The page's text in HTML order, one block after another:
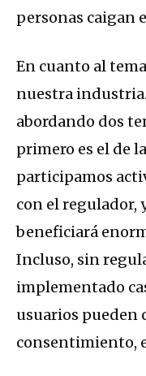
personas caigan
En cuanto al
nuestra
abordando dos
primero es el de
participamos
con el regulador,
beneficiará
Incluso, sin
implementado
usuarios pueden
consentimiento,